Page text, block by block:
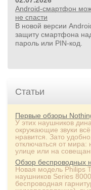
Android-смартфон
не спасти
В новой версии
защиту смартфона
пароль или PIN‑код.
Статьи
Первые обзоры
У этих наушников
окружающие звуки
нравится. Зато
отключаться от
улице или на
Обзор беспроводных
Новая модель Philips
наушников Series
беспроводная